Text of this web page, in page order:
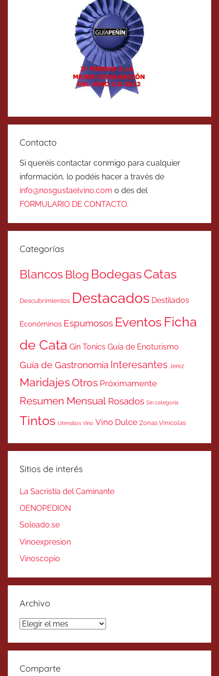
Contacto
Si queréis contactar conmigo para cualquier
información, lo podéis hacer a través de
info@nosgustaelvino.com o des del
FORMULARIO DE CONTACTO.
Categorías
Blancos Blog BodegasCatas
Descubrimientos Destacados Destilados
Económinos Espumosos Eventos Ficha
de Cata Gin Tonics Guía de Enoturismo
Guía de Gastronomía Interesantes Jerez
MaridajesOtros Próximamente
Resumen Mensual Rosados Sin categoría
Tintos Utensilios Vino Vino Dulce Zonas Vinicolas
Sitios de interés
La Sacristía del Caminante
OENOPEDION
Soleado.se
Vinoexpresion
Vinoscopio
Archivo
Archivo
Comparte